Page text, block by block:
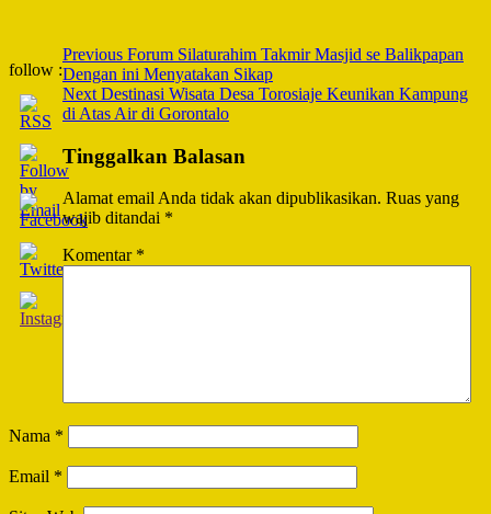
follow :
Post
Navigation
Previous Forum Silaturahim Takmir Masjid se Balikpapan
Dengan ini Menyatakan Sikap
Next Destinasi Wisata Desa Torosiaje Keunikan Kampung
di Atas Air di Gorontalo
Tinggalkan Balasan
Alamat email Anda tidak akan dipublikasikan. Ruas yang
wajib ditandai *
Komentar *
Nama *
Email *